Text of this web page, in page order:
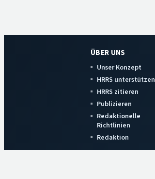
ÜBER UNS
Unser Konzept
HRRS unterstützen
HRRS zitieren
Publizieren
Redaktionelle
Richtlinien
Redaktion